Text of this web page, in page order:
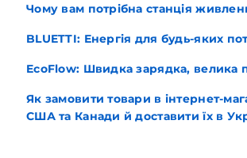
Чому вам потрібна станція
BLUETTI: Енергія для будь-яких
EcoFlow: Швидка зарядка, велика
Як замовити товари в інтернет-
США та Канади й доставити їх в